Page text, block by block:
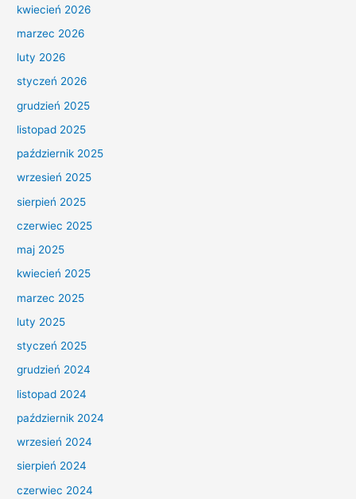
kwiecień 2026
marzec 2026
luty 2026
styczeń 2026
grudzień 2025
listopad 2025
październik 2025
wrzesień 2025
sierpień 2025
czerwiec 2025
maj 2025
kwiecień 2025
marzec 2025
luty 2025
styczeń 2025
grudzień 2024
listopad 2024
październik 2024
wrzesień 2024
sierpień 2024
czerwiec 2024